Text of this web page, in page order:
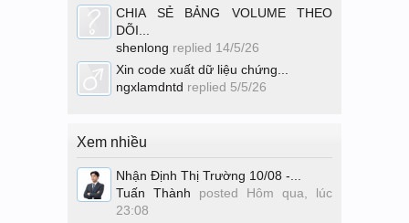
CHIA SẺ BẢNG VOLUME THEO
DÕI...
shenlong replied 14/5/26
Xin code xuất dữ liệu chứng...
ngxlamdntd replied 5/5/26
Xem nhiều
Nhận Định Thị Trường 10/08 -...
Tuấn Thành posted Hôm qua, lúc
23:08